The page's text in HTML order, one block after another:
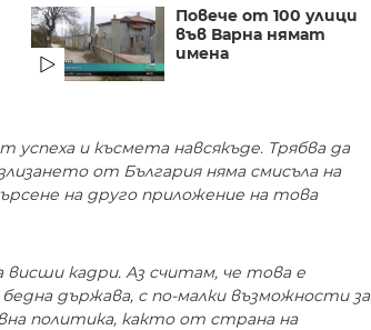
Повече от 100 улици
във Варна нямат
имена
и късмета навсякъде. Трябва да
от България няма смисъла на
на друго приложение на това
кадри. Аз считам, че това е
държава, с по-малки възможности за
политика, както от страна на